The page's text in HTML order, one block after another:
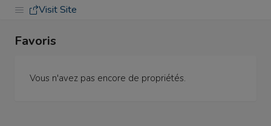
Visit Site
Favoris
Vous n'avez pas encore de propriétés.